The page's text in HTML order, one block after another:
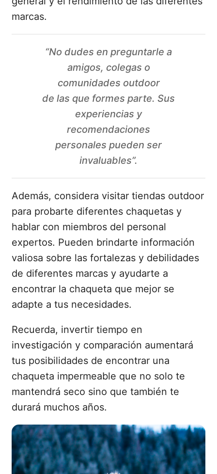
marcas.
“No dudes en preguntarle a
amigos, colegas o
comunidades outdoor
de las que formes parte. Sus
experiencias y
recomendaciones
personales pueden ser
invaluables”.
Además, considera visitar tiendas outdoor
para probarte diferentes chaquetas y
hablar con miembros del personal
expertos. Pueden brindarte información
valiosa sobre las fortalezas y debilidades
de diferentes marcas y ayudarte a
encontrar la chaqueta que mejor se
adapte a tus necesidades.
Recuerda, invertir tiempo en
investigación y comparación aumentará
tus posibilidades de encontrar una
chaqueta impermeable que no solo te
mantendrá seco sino que también te
durará muchos años.